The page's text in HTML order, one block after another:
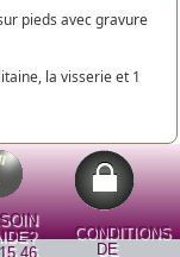
pieds avec gravure
la visserie et 1
46
CONDITIONS
DE